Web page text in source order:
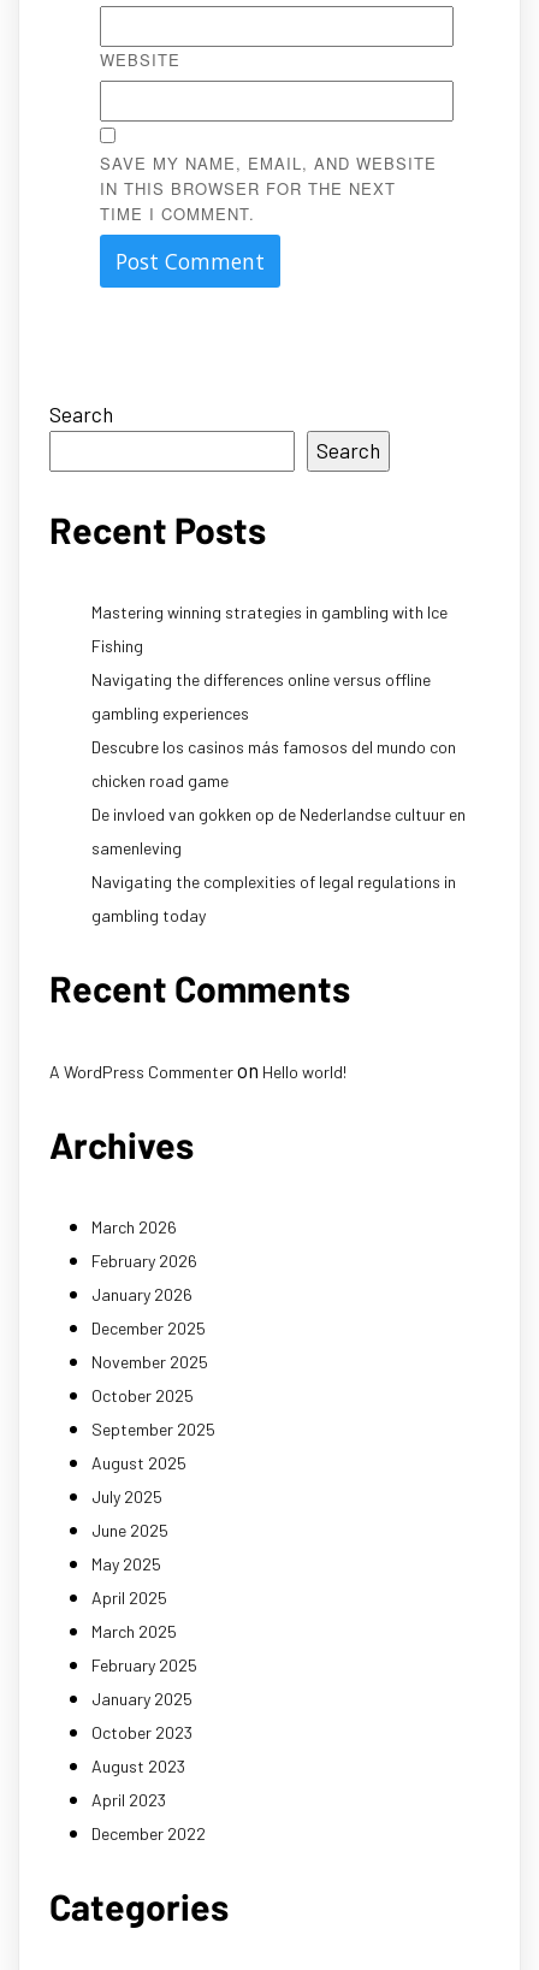
WEBSITE
SAVE MY NAME, EMAIL, AND WEBSITE
IN THIS BROWSER FOR THE NEXT
TIME I COMMENT.
Search
Search
Recent Posts
Mastering winning strategies in gambling with Ice
Fishing
Navigating the differences online versus offline
gambling experiences
Descubre los casinos más famosos del mundo con
chicken road game
De invloed van gokken op de Nederlandse cultuur en
samenleving
Navigating the complexities of legal regulations in
gambling today
Recent Comments
A WordPress Commenteron Hello world!
Archives
March 2026
February 2026
January 2026
December 2025
November 2025
October 2025
September 2025
August 2025
July 2025
June 2025
May 2025
April 2025
March 2025
February 2025
January 2025
October 2023
August 2023
April 2023
December 2022
Categories